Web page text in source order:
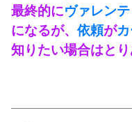
最終的にヴァレン
になるが、 依頼が
知りたい場合はとり